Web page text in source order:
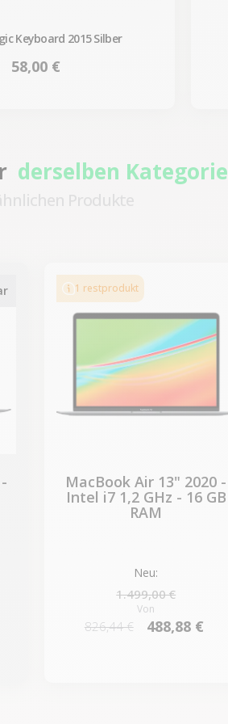
Keyboard 2015 Silber
Preis
58,00 €
derselben Kategorie
Produkte
1 restprodukt
MacBook Air 13" 2020 -
Intel i7 1,2 GHz - 16 GB
RAM
Neu:
1.499,00 €
Von
826,44 € 488,88 €